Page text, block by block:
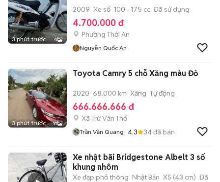
3 phút trước 4
2009 Xe số 100 - 175 cc Đã sử dụng
4.700.000 đ
Phường Thới An
Nguyễn Quốc An
3 phút trước 11
Toyota Camry 5 chỗ Xăng màu Đỏ
2020 68.000 km Xăng Tự động
666.666.666 đ
Xã Trừ Văn Thố
Trần Văn Quang 4.3 34đã bán
Xe nhật bãi Bridgestone Albelt 3 số
khung nhôm
Xe đạp phổ thông Nhật Bản XS (43 cm) Đã